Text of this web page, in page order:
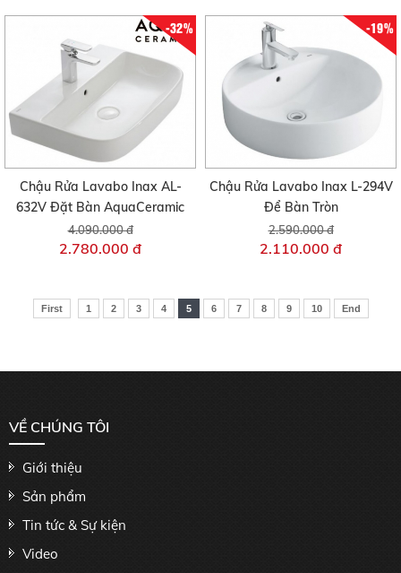
-32%
Chậu Rửa Lavabo Inax AL-
632V Đặt Bàn AquaCeramic
4.090.000 đ
2.780.000 đ
-19%
Chậu Rửa Lavabo Inax L-294V
Để Bàn Tròn
2.590.000 đ
2.110.000 đ
First 1 2 3 4 5 6 7 8 9 10 End
VỀ CHÚNG TÔI
Giới thiệu
Sản phẩm
Tin tức & Sự kiện
Video